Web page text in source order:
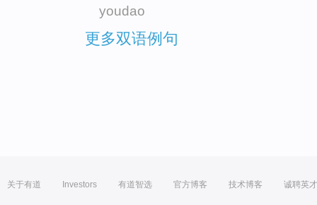
youdao
更多双语例句
关于有道 Investors 有道智选 官方博客 技术博客 诚聘英才